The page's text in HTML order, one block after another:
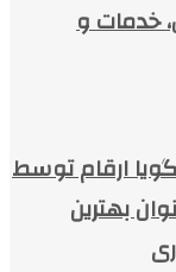
خدمات و
ارقام توسط
بهترین